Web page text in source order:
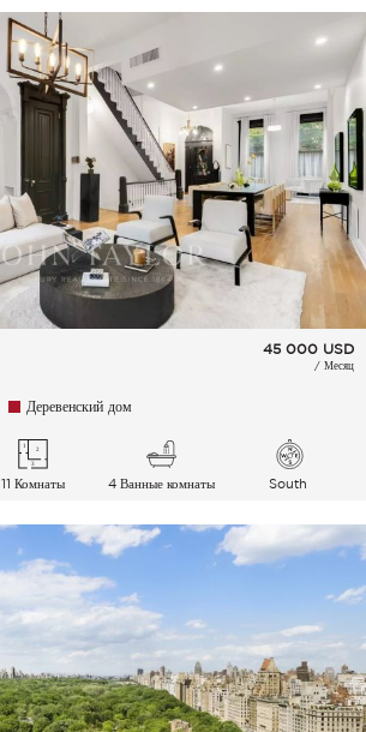
45 000 USD
/ Месяц
Деревенский дом
11 Комнаты 4 Ванные комнаты South